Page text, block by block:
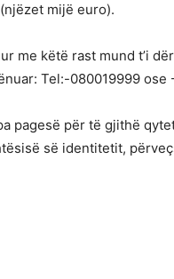
mijë euro).
me këtë rast mund t’i
Tel:-080019999 ose
pagesë për të gjithë
së identitetit,